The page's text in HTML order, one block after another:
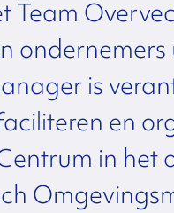
Team
is
en
in het